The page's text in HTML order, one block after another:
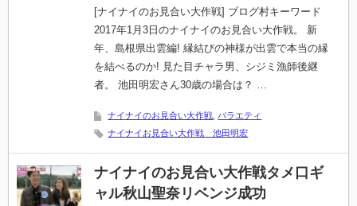
[ナイナイのお見合い大作戦] ブログ村キーワード
2017年1月3日のナイナイのお見合い大作戦。 新
年、島根県出雲編! 縁結びの神様が出雲で本当の縁
を結べるのか! 見た目チャラ男、シジミ漁師後継
者。 池田明宏さん30歳の場合は？ …
ナイナイのお見合い大作戦 バラエティ
ナイナイお見合い大作戦 池田明宏
ナイナイのお見合い大作戦タメ口ギ
ャル秋山聖奈リベンジ成功